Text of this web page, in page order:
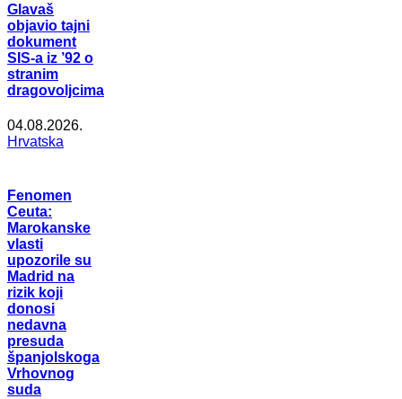
Glavaš
objavio tajni
dokument
SIS-a iz ’92 o
stranim
dragovoljcima
04.08.2026.
Hrvatska
Fenomen
Ceuta:
Marokanske
vlasti
upozorile su
Madrid na
rizik koji
donosi
nedavna
presuda
španjolskoga
Vrhovnog
suda